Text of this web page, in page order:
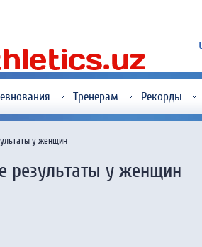
Тренерам Рекорды
у женщин
результаты у женщин